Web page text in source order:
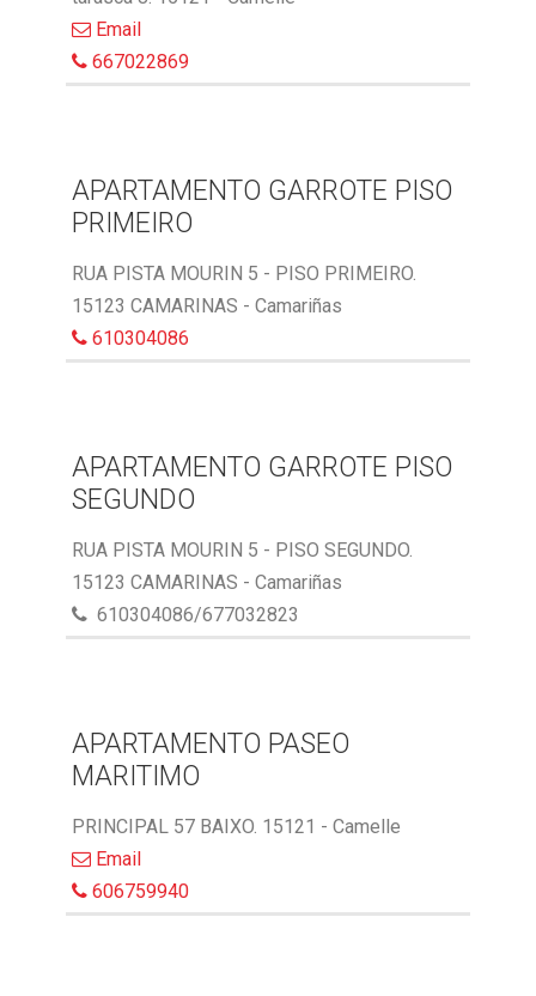
Email
667022869
APARTAMENTO GARROTE PISO
PRIMEIRO
RUA PISTA MOURIN 5 - PISO PRIMEIRO.
15123 CAMARINAS - Camariñas
610304086
APARTAMENTO GARROTE PISO
SEGUNDO
RUA PISTA MOURIN 5 - PISO SEGUNDO.
15123 CAMARINAS - Camariñas
610304086/677032823
APARTAMENTO PASEO
MARITIMO
PRINCIPAL 57 BAIXO. 15121 - Camelle
Email
606759940